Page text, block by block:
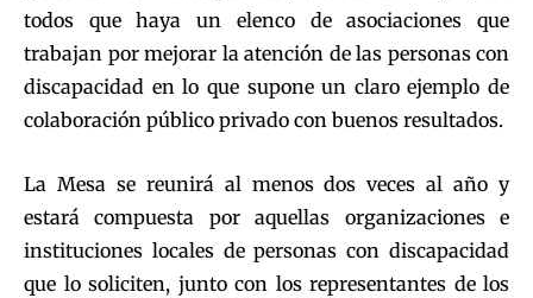
todos que haya un elenco de asociaciones que
trabajan por mejorar la atención de las personas con
discapacidad en lo que supone un claro ejemplo de
colaboración público privado con buenos resultados.
La Mesa se reunirá al menos dos veces al año y
estará compuesta por aquellas organizaciones e
instituciones locales de personas con discapacidad
que lo soliciten, junto con los representantes de los